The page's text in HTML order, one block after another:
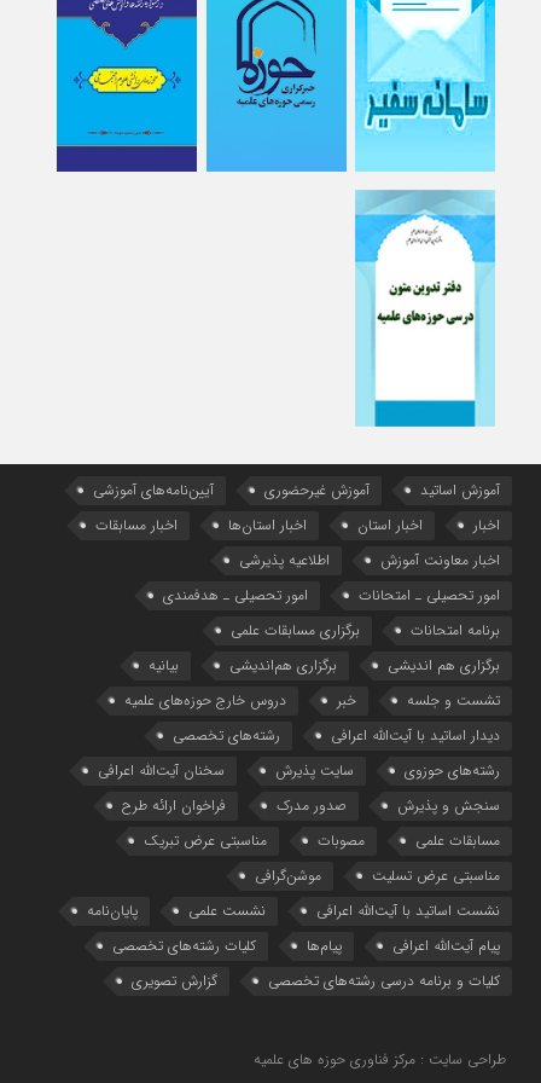
آموزش اساتید آموزش غیرحضوری
آیین‌نامه‌های آموزشی
اخبار
اخبار استان اخبار استان‌ها
اخبار مسابقات
اخبار معاونت آموزش
اطلاعیه پذیرشی
امور تحصیلی ـ امتحانات
امور تحصیلی ـ هدفمندی
برنامه امتحانات
برگزاری مسابقات علمی
برگزاری هم اندیشی
برگزاری هم‌اندیشی
بیانیه
تشست و جلسه
خبر
دروس خارج حوزه‌های علمیه
دیدار اساتید با آیت‌الله اعرافی
رشته‌های تخصصی
رشته‌های حوزوی
سایت پذیرش
سخنان آیت‌الله اعرافی
سنجش و پذیرش
صدور مدرک
فراخوان ارائه طرح
مسابقات علمی
مصوبات
مناسبتی عرض تبریک
مناسبتی عرض تسلیت
موشن‌گرافی
نشست اساتید با آیت‌الله اعرافی
نشست علمی
پایان‌نامه
پیام آیت‌الله اعرافی
پیام‌ها
کلیات رشته‌های تخصصی
کلیات و برنامه درسی رشته‌های تخصصی
گزارش تصویری
طراحی سایت : مرکز فناوری حوزه های علمیه